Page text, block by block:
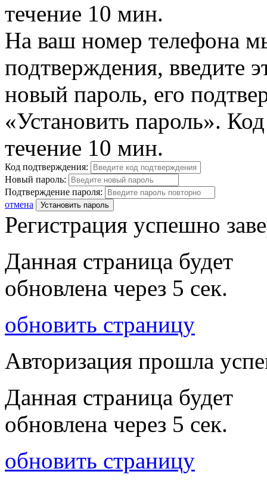
течение 10 мин.
На ваш номер телефона
подтверждения, введите
новый пароль, его
«Установить пароль».
течение 10 мин.
Код подтверждения:
Новый пароль:
Подтверждение пароля:
отмена
Установить пароль
Регистрация успешно
Данная страница будет
обновлена через 5 сек.
обновить страницу
Авторизация прошла
Данная страница будет
обновлена через 5 сек.
обновить страницу